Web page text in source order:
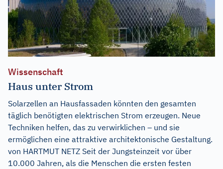
Wissenschaft
Haus unter Strom
Solarzellen an Hausfassaden könnten den gesamten
täglich benötigten elektrischen Strom erzeugen. Neue
Techniken helfen, das zu verwirklichen – und sie
ermöglichen eine attraktive architektonische Gestaltung.
von HARTMUT NETZ Seit der Jungsteinzeit vor über
10.000 Jahren, als die Menschen die ersten festen